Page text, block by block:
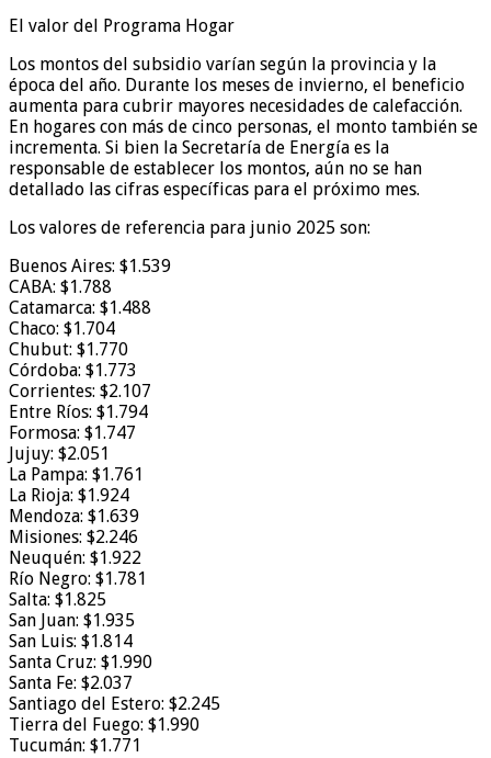
El valor del Programa Hogar
Los montos del subsidio varían según la provincia y la
época del año. Durante los meses de invierno, el beneficio
aumenta para cubrir mayores necesidades de calefacción.
En hogares con más de cinco personas, el monto también se
incrementa. Si bien la Secretaría de Energía es la
responsable de establecer los montos, aún no se han
detallado las cifras específicas para el próximo mes.
Los valores de referencia para junio 2025 son:
Buenos Aires: $1.539
CABA: $1.788
Catamarca: $1.488
Chaco: $1.704
Chubut: $1.770
Córdoba: $1.773
Corrientes: $2.107
Entre Ríos: $1.794
Formosa: $1.747
Jujuy: $2.051
La Pampa: $1.761
La Rioja: $1.924
Mendoza: $1.639
Misiones: $2.246
Neuquén: $1.922
Río Negro: $1.781
Salta: $1.825
San Juan: $1.935
San Luis: $1.814
Santa Cruz: $1.990
Santa Fe: $2.037
Santiago del Estero: $2.245
Tierra del Fuego: $1.990
Tucumán: $1.771